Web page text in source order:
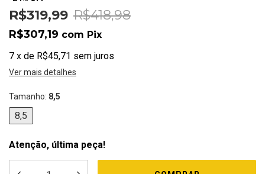
R$319,99 R$418,98
R$307,19 com Pix
7 x de R$45,71 sem juros
Ver mais detalhes
Tamanho: 8,5
8,5
Atenção, última peça!